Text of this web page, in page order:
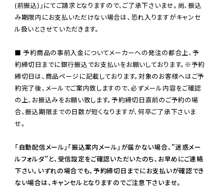
(前振込)」にてご請求となりますので、ご了承下さいませ。尚、振込
み期限内にお支払いただけない場合は、恐れ入りますがキャンセ
ル扱いとさせていただきます。
■ 予約商品の事前入金についてメーカーへの発注の都合上、予
約締切日までに銀行振込でお支払いをお願いしております。※予約
締切日は、商品ページに記載しております。対象のお客様へはご予
約完了後、メールでご案内致しますので、必ずメール内容をご確認
の上、お振込みをお願い致します。予約締切日直前のご予約の場
合、振込期限までの日数が短くなりますが、何卒ご了承下さいま
せ。
「自動配信メール」「振込案内メール」が届かない場合、”迷惑メー
ルフォルダ”と、受信設定をご確認いただいたのち、お早めにご連絡
下さい。いずれの場合でも、予約締切日までにお支払いが確認でき
ない場合は、キャンセルとなりますのでご注意下さいませ。